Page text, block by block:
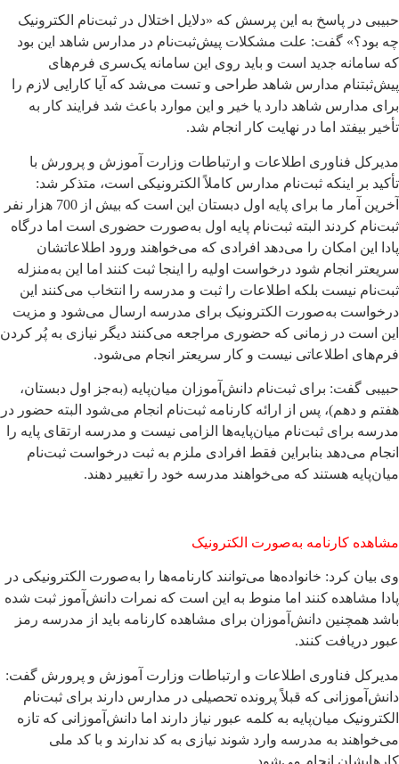
حبیبی در پاسخ به این پرسش که «دلایل اختلال در ثبت‌نام الکترونیک
چه بود؟» گفت: علت مشکلات پیش‌ثبت‌نام در مدارس شاهد این بود
که سامانه جدید است و باید روی این سامانه یک‌سری فرم‌های
پیش‌ثبتنام مدارس شاهد طراحی و تست می‌شد که آیا کارایی لازم را
برای مدارس شاهد دارد یا خیر و این موارد باعث شد فرایند کار به
تأخیر بیفتد اما در نهایت کار انجام شد.
مدیرکل فناوری اطلاعات و ارتباطات وزارت آموزش و پرورش با
تأکید بر اینکه ثبت‌نام مدارس کاملاً الکترونیکی است، متذکر شد:
آخرین آمار ما برای پایه اول دبستان این است که بیش از 700 هزار نفر
ثبت‌نام کردند البته ثبت‌نام پایه اول به‌صورت حضوری است اما درگاه
پادا این امکان را می‌دهد افرادی که می‌خواهند ورود اطلاعاتشان
سریعتر انجام شود درخواست اولیه را اینجا ثبت کنند اما این به‌منزله
ثبت‌نام نیست بلکه اطلاعات را ثبت و مدرسه را انتخاب می‌کنند این
درخواست به‌صورت الکترونیک برای مدرسه ارسال می‌شود و مزیت
این است در زمانی که حضوری مراجعه می‌کنند دیگر نیازی به پُر کردن
فرم‌های اطلاعاتی نیست و کار سریعتر انجام می‌شود.
حبیبی گفت: برای ثبت‌نام دانش‌آموزان میان‌پایه (به‌جز اول دبستان،
هفتم و دهم)، پس از ارائه کارنامه ثبت‌نام انجام می‌شود البته حضور در
مدرسه برای ثبت‌نام میان‌پایه‌ها الزامی نیست و مدرسه ارتقای پایه را
انجام می‌دهد بنابراین فقط افرادی ملزم به ثبت درخواست ثبت‌نام
میان‌پایه هستند که می‌خواهند مدرسه خود را تغییر دهند.
مشاهده کارنامه به‌صورت الکترونیک
وی بیان کرد: خانواده‌ها می‌توانند کارنامه‌ها را به‌صورت الکترونیکی در
پادا مشاهده کنند اما منوط به این است که نمرات دانش‌آموز ثبت شده
باشد همچنین دانش‌آموزان برای مشاهده کارنامه باید از مدرسه رمز
عبور دریافت کنند.
مدیرکل فناوری اطلاعات و ارتباطات وزارت آموزش و پرورش گفت:
دانش‌آموزانی که قبلاً پرونده تحصیلی در مدارس دارند برای ثبت‌نام
الکترونیک میان‌پایه به کلمه عبور نیاز دارند اما دانش‌آموزانی که تازه
می‌خواهند به مدرسه وارد شوند نیازی به کد ندارند و با کد ملی
کارهایشان انجام می‌شود.